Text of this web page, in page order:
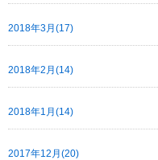
2018年3月(17)
2018年2月(14)
2018年1月(14)
2017年12月(20)